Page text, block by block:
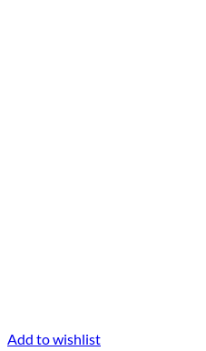
Add to wishlist